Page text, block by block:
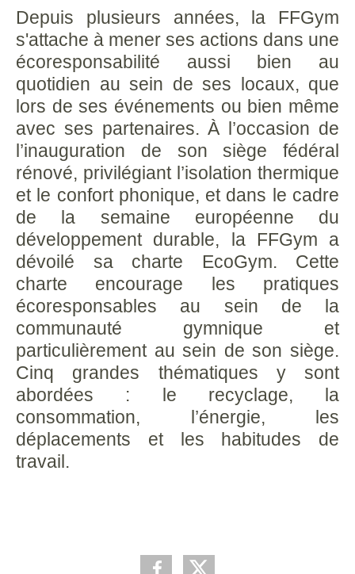
Depuis plusieurs années, la FFGym
s'attache à mener ses actions dans une
écoresponsabilité aussi bien au
quotidien au sein de ses locaux, que
lors de ses événements ou bien même
avec ses partenaires. À l’occasion de
l’inauguration de son siège fédéral
rénové, privilégiant l’isolation thermique
et le confort phonique, et dans le cadre
de la semaine européenne du
développement durable, la FFGym a
dévoilé sa charte EcoGym. Cette
charte encourage les pratiques
écoresponsables au sein de la
communauté gymnique et
particulièrement au sein de son siège.
Cinq grandes thématiques y sont
abordées : le recyclage, la
consommation, l’énergie, les
déplacements et les habitudes de
travail.